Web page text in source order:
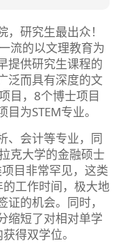
研究生最出众！
流的以文理教育为
提供研究生课程的
泛而具有深度的文
目，8个博士项目
为STEM专业。
、会计等专业，同
克大学的金融硕士
目非常罕见，这类
工作时间，极大地
的机会。同时，
缩短了对相对单学
得双学位。